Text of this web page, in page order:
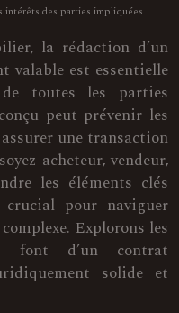
des parties impliquées
la rédaction d’un
valable est essentielle
toutes les parties
peut prévenir les
une transaction
acheteur, vendeur,
les éléments clés
pour naviguer
Explorons les
font d’un contrat
solide et